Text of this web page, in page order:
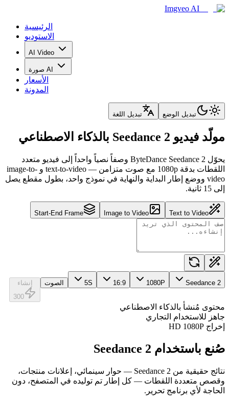
Imgveo AI
الرئيسية
الاستوديو
AI Video
صورة AI
الأسعار
المدونة
تبديل الوضع تبديل اللغة
مولّد فيديو Seedance 2 بالذكاء الاصطناعي
يحوّل ByteDance Seedance 2 وصفاً نصياً واحداً إلى فيديو متعدد
اللقطات بدقة 1080p مع صوت متزامن — text-to-video و image-to-
video ووضع إطار البداية والنهاية في نموذج واحد، بطول مقطع يصل
إلى 15 ثانية.
Text to Video
Image to Video
Start-End Frame
Seedance 2
1080P
16:9
5S الصوت
إنشاء
300
محتوى مُنشأ بالذكاء الاصطناعي
جاهز للاستخدام التجاري
إخراج HD 1080P
صُنع باستخدام Seedance 2
نتائج حقيقية من Seedance 2 — حوار سينمائي، إعلانات منتجات،
وقصص متعددة اللقطات — كل إطار تم توليده في المتصفح، دون
الحاجة لأي برنامج تحرير.